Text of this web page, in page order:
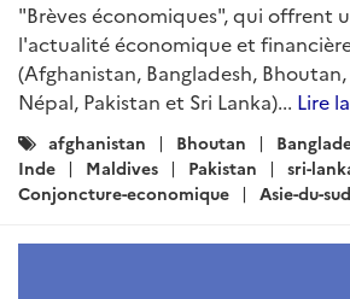
"Brèves économiques", qui offrent
l'actualité économique et
(Afghanistan, Bangladesh,
Népal, Pakistan et Sri Lanka)... Lire
Catégories
:
afghanistan Bhoutan
Inde
Maldives Pakistan sri-
Conjoncture-economique
Asie-du-sud